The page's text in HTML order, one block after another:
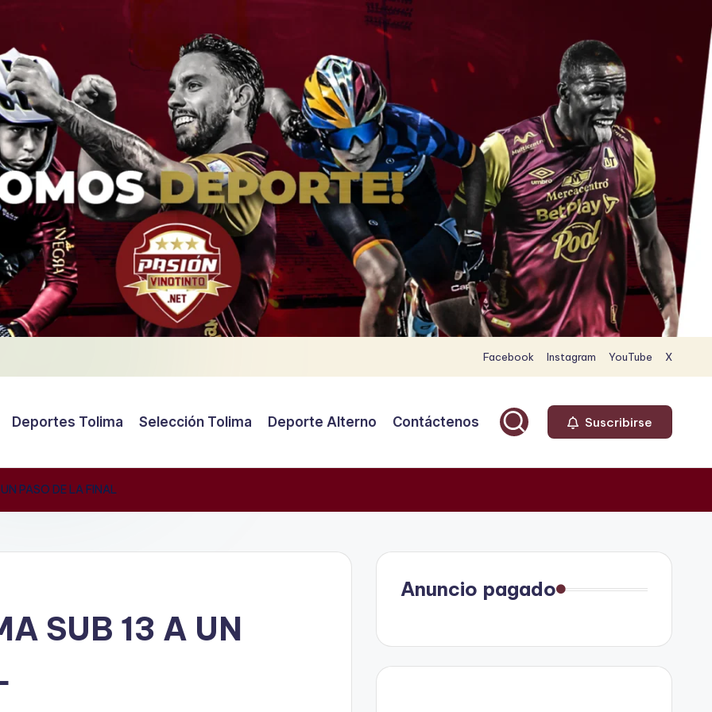
Facebook Instagram YouTube X
Deportes Tolima Selección Tolima Deporte Alterno Contáctenos Suscribirse
PASO DE LA FINAL
SUB 13 A UN
Anuncio pagado